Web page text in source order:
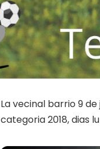
La vecinal barrio 9
categoria 2018, dias